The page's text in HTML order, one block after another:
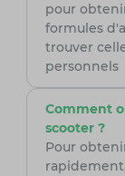
pour
formules
trouver
personnels
Comment
scooter ?
Pour